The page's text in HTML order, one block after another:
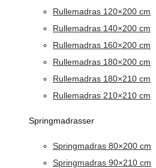
Rullemadras 120×200 cm
Rullemadras 140×200 cm
Rullemadras 160×200 cm
Rullemadras 180×200 cm
Rullemadras 180×210 cm
Rullemadras 210×210 cm
Springmadrasser
Springmadras 80×200 cm
Springmadras 90×210 cm